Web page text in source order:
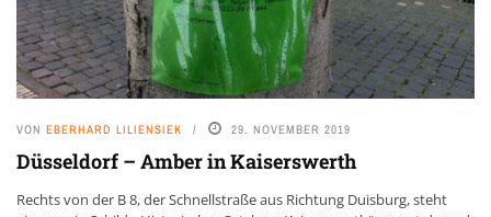
VON EBERHARD LILIENSIEK 29. NOVEMBER 2019
Düsseldorf – Amber in Kaiserswerth
Rechts von der B 8, der Schnellstraße aus Richtung Duisburg, steht